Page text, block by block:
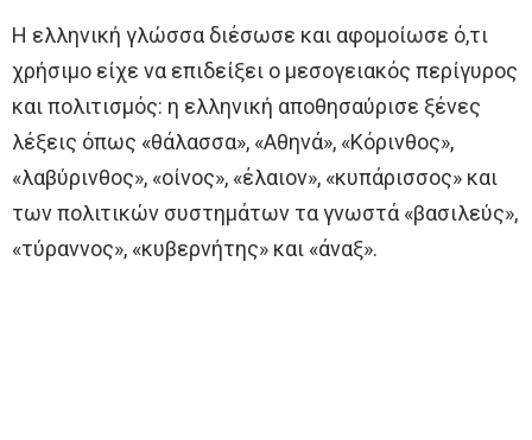
Η ελληνική γλώσσα διέσωσε και αφομοίωσε ό,τι
χρήσιμο είχε να επιδείξει ο μεσογειακός περίγυρος
και πολιτισμός: η ελληνική αποθησαύρισε ξένες
λέξεις όπως «θάλασσα», «Αθηνά», «Κόρινθος»,
«λαβύρινθος», «οίνος», «έλαιον», «κυπάρισσος» και
των πολιτικών συστημάτων τα γνωστά «βασιλεύς»,
«τύραννος», «κυβερνήτης» και «άναξ».